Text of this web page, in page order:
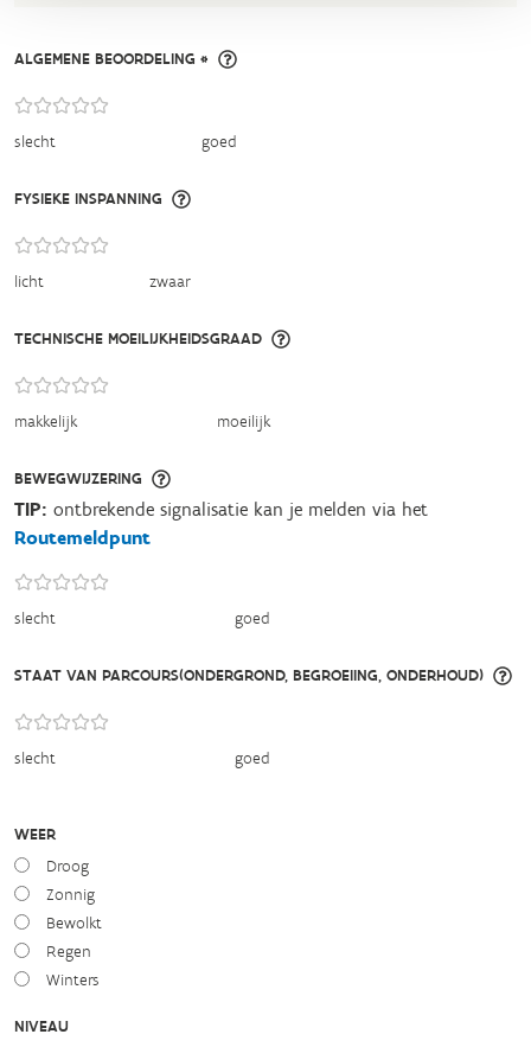
ALGEMENE BEOORDELING *
slecht goed
FYSIEKE INSPANNING
licht zwaar
TECHNISCHE MOEILIJKHEIDSGRAAD
makkelijk moeilijk
BEWEGWIJZERING
slecht goed
TIP: ontbrekende signalisatie kan je melden via het
Routemeldpunt
STAAT VAN PARCOURS(ONDERGROND, BEGROEIING, ONDERHOUD)
slecht goed
WEER
Droog
Zonnig
Bewolkt
Regen
Winters
NIVEAU